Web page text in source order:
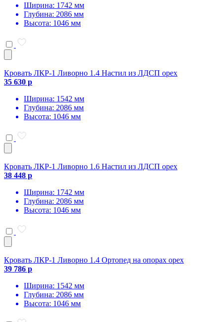
Ширина: 1742 мм
Глубина: 2086 мм
Высота: 1046 мм
Кровать ЛКР-1 Ливорно 1.4 Настил из ЛДСП орех
35 630 р
Ширина: 1542 мм
Глубина: 2086 мм
Высота: 1046 мм
Кровать ЛКР-1 Ливорно 1.6 Настил из ЛДСП орех
38 448 р
Ширина: 1742 мм
Глубина: 2086 мм
Высота: 1046 мм
Кровать ЛКР-1 Ливорно 1.4 Ортопед на опорах орех
39 786 р
Ширина: 1542 мм
Глубина: 2086 мм
Высота: 1046 мм